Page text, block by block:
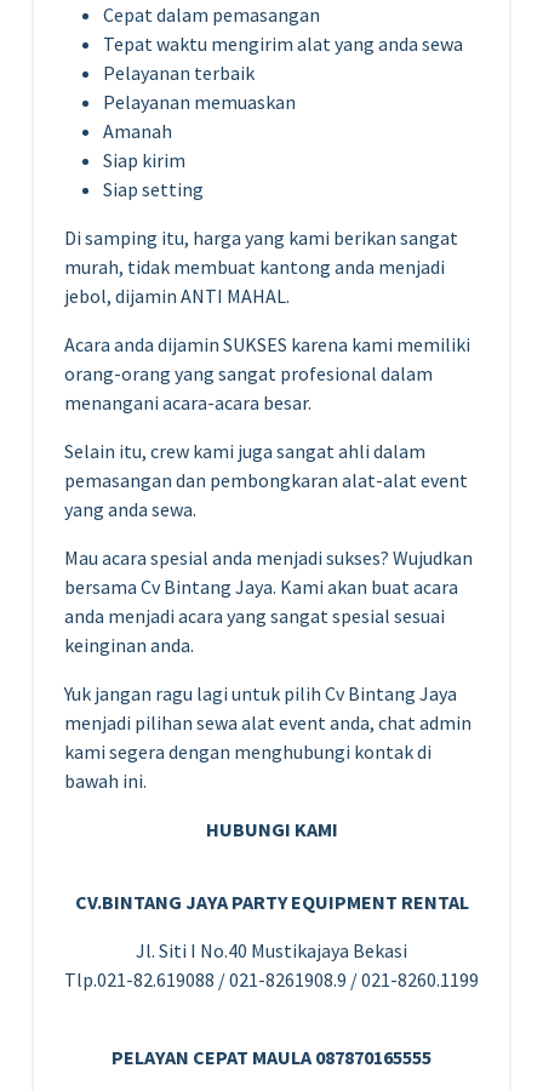
Cepat dalam pemasangan
Tepat waktu mengirim alat yang anda sewa
Pelayanan terbaik
Pelayanan memuaskan
Amanah
Siap kirim
Siap setting
Di samping itu, harga yang kami berikan sangat
murah, tidak membuat kantong anda menjadi
jebol, dijamin ANTI MAHAL.
Acara anda dijamin SUKSES karena kami memiliki
orang-orang yang sangat profesional dalam
menangani acara-acara besar.
Selain itu, crew kami juga sangat ahli dalam
pemasangan dan pembongkaran alat-alat event
yang anda sewa.
Mau acara spesial anda menjadi sukses? Wujudkan
bersama Cv Bintang Jaya. Kami akan buat acara
anda menjadi acara yang sangat spesial sesuai
keinginan anda.
Yuk jangan ragu lagi untuk pilih Cv Bintang Jaya
menjadi pilihan sewa alat event anda, chat admin
kami segera dengan menghubungi kontak di
bawah ini.
HUBUNGI KAMI
CV.BINTANG JAYA PARTY EQUIPMENT RENTAL
Jl. Siti I No.40 Mustikajaya Bekasi
Tlp.021-82.619088 / 021-8261908.9 / 021-8260.1199
PELAYAN CEPAT MAULA 087870165555